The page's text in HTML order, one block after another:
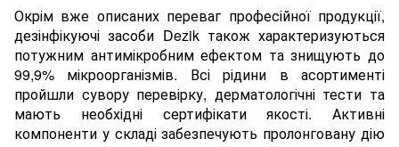
Окрім вже описаних переваг професійної продукції,
дезінфікуючі засоби Dezik також характеризуються
потужним антимікробним ефектом та знищують до
99,9% мікроорганізмів. Всі рідини в асортименті
пройшли сувору перевірку, дерматологічні тести та
мають необхідні сертифікати якості. Активні
компоненти у складі забезпечують пролонговану дію